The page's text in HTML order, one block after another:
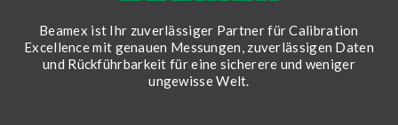
Beamex ist Ihr zuverlässiger Partner für Calibration
Excellence mit genauen Messungen, zuverlässigen Daten
und Rückführbarkeit für eine sicherere und weniger
ungewisse Welt.